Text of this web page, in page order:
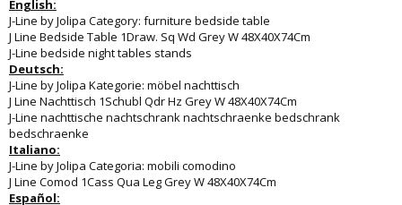
English:
J-Line by Jolipa Category: furniture bedside table
J Line Bedside Table 1Draw. Sq Wd Grey W 48X40X74Cm
J-Line bedside night tables stands
Deutsch:
J-Line by Jolipa Kategorie: möbel nachttisch
J Line Nachttisch 1Schubl Qdr Hz Grey W 48X40X74Cm
J-Line nachttische nachtschrank nachtschraenke bedschrank
bedschraenke
Italiano:
J-Line by Jolipa Categoria: mobili comodino
J Line Comod 1Cass Qua Leg Grey W 48X40X74Cm
Español: